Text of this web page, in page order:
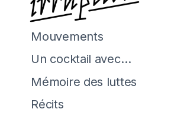
Mouvements
Un cocktail avec…
Mémoire des luttes
Récits